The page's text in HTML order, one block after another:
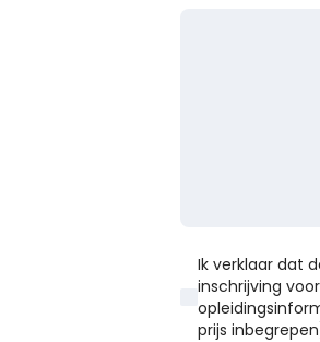
Ik verklaar dat
inschrijving
prijs